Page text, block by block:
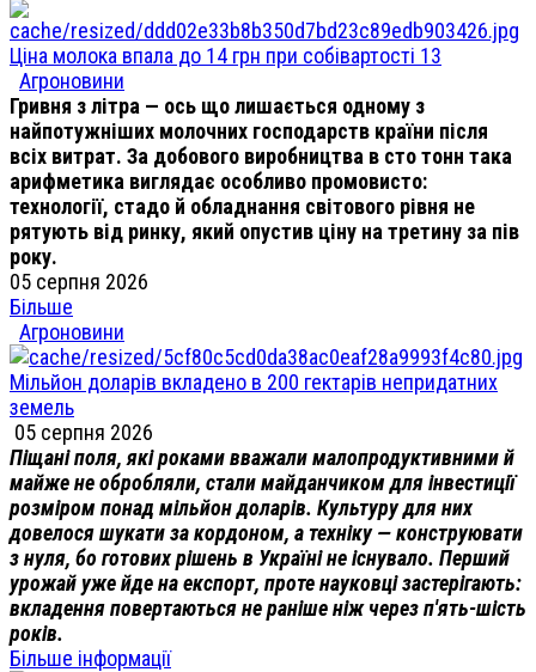
Ціна молока впала до 14 грн при собівартості 13
Агроновини
Гривня з літра — ось що лишається одному з
найпотужніших молочних господарств країни після
всіх витрат. За добового виробництва в сто тонн така
арифметика виглядає особливо промовисто:
технології, стадо й обладнання світового рівня не
рятують від ринку, який опустив ціну на третину за пів
року.
05 серпня 2026
Більше
Агроновини
Мільйон доларів вкладено в 200 гектарів непридатних
земель
05 серпня 2026
Піщані поля, які роками вважали малопродуктивними й
майже не обробляли, стали майданчиком для інвестиції
розміром понад мільйон доларів. Культуру для них
довелося шукати за кордоном, а техніку — конструювати
з нуля, бо готових рішень в Україні не існувало. Перший
урожай уже йде на експорт, проте науковці застерігають:
вкладення повертаються не раніше ніж через п'ять-шість
років.
Більше інформації